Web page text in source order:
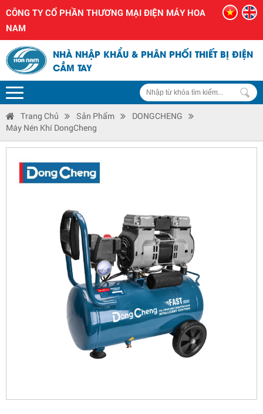
CÔNG TY CỔ PHẦN THƯƠNG MẠI ĐIỆN MÁY HOA
NAM
NHÀ NHẬP KHẨU & PHÂN PHỐI THIẾT BỊ ĐIỆN
CẦM TAY
Trang Chủ Sản Phẩm
DONGCHENG
Máy Nén Khí DongCheng